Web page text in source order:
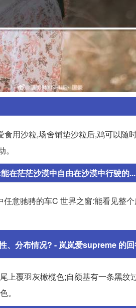
用沙粒,场舍铺垫沙粒后,鸡可以随
在茫茫沙漠中自由在沙漠中行驶的...
任意驰骋的车C 世界之窗:能看见整
、分布情况? - 岚岚爱supreme 的回
上覆羽灰橄榄色;自额基有一条黑
。